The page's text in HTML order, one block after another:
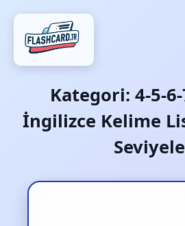
Kategori: 4-5-6-
İngilizce Kelime